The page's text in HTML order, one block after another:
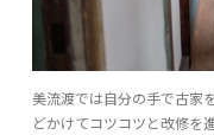
美流渡では自分の手で古家
どかけてコツコツと改修を